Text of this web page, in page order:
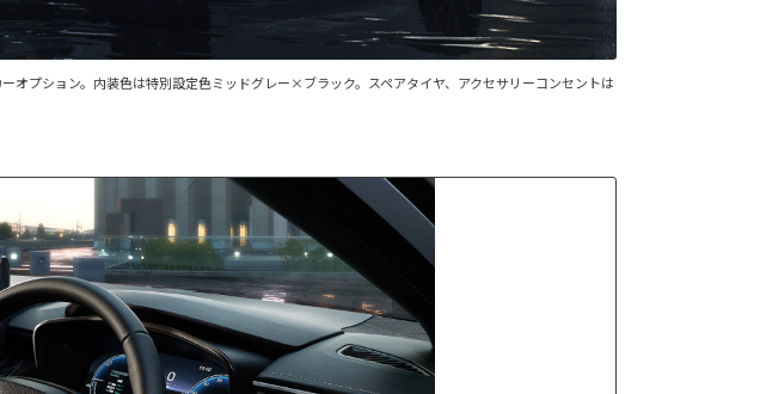
オプション。内装色は特別設定色ミッドグレー×ブラック。スペアタイヤ、アクセサリーコンセントは